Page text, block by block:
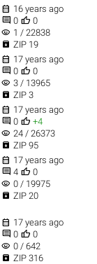
 16 years ago
 0  0
visibility 1 / 22838
 ZIP 19
 17 years ago
 0  0
visibility 3 / 13965
 ZIP 3
 17 years ago
 0  +4
visibility 24 / 26373
 ZIP 95
 17 years ago
 4  0
visibility 0 / 19975
 ZIP 20
 17 years ago
 0  0
visibility 0 / 642
 ZIP 316